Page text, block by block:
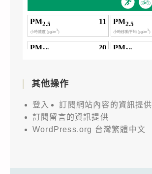
其他操作
登入
訂閱網站內容的資訊提供
訂閱留言的資訊提供
WordPress.org 台灣繁體中文